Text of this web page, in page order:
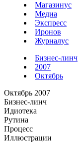
Магазинус
Медиа
Экспресс
Иронов
Журналус
Бизнес-линч
2007
Октябрь
Октябрь 2007
Бизнес-линч
Идиотека
Рутина
Процесс
Иллюстрации